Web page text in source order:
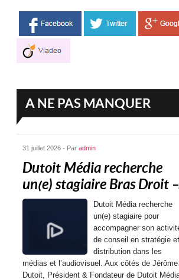
A NE PAS MANQUER
31 juillet 2026 - Paradmin
Dutoit Média recherche
un(e) stagiaire Bras Droit
Dutoit Média recherche
un(e) stagiaire pour
accompagner son
de conseil en stratégie et
distribution dans les
médias et l’audiovisuel. Aux côtés de Jérôme
Dutoit, Président & Fondateur de Dutoit